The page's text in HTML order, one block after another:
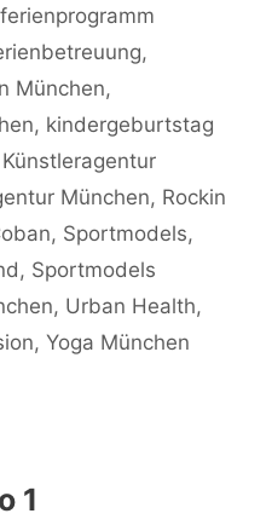
,
München,
, kindergeburtstag
Künstleragentur
München, Rockin
, Sportmodels,
, Sportmodels
, Urban Health,
, Yoga München
1